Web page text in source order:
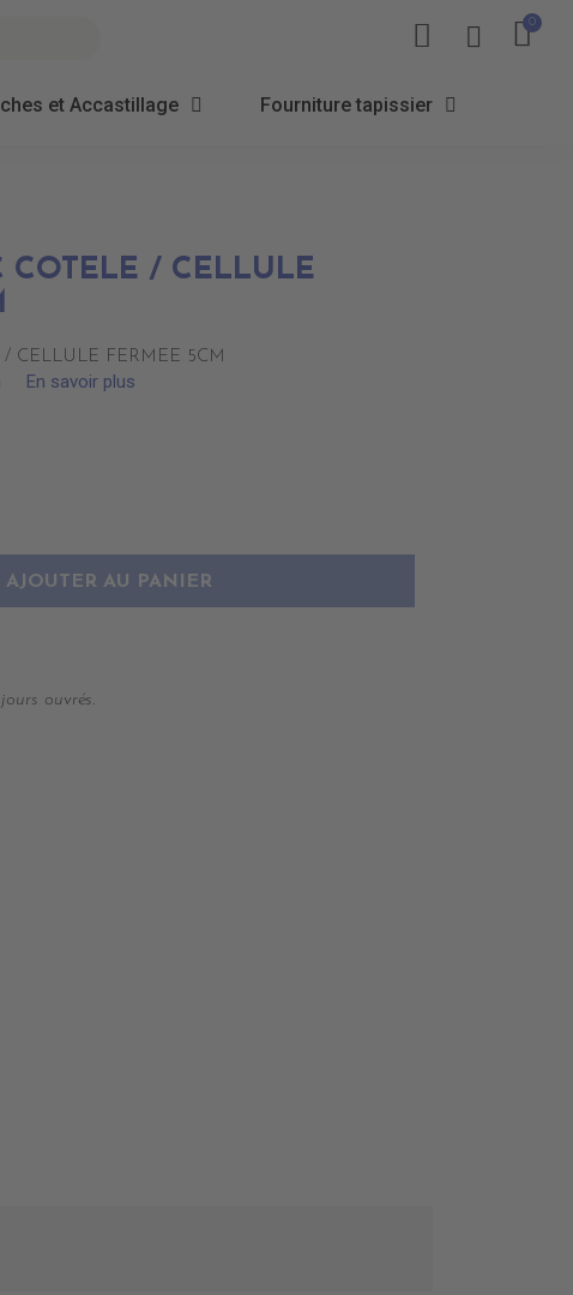
et Accastillage Fourniture tapissier
COTELE / CELLULE
CELLULE FERMEE 5CM
En savoir plus
AJOUTER AU PANIER
ouvrés.